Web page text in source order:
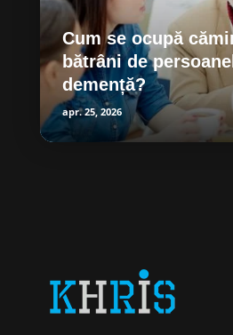
Cum se ocupă
bătrâni de
demență?
apr. 25, 2026